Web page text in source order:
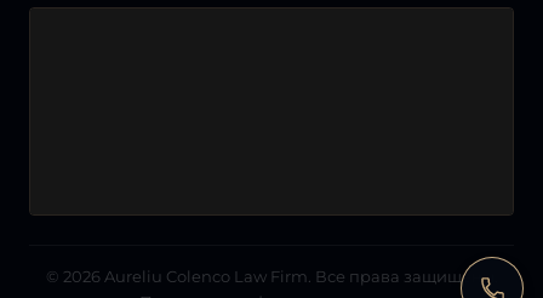
© 2026 Aureliu Colenco Law Firm . Все права защищены.